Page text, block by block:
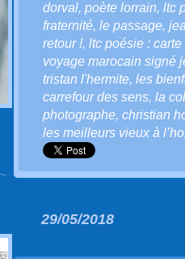
dorval, poète lorrain, ltc
fraternité, le passage,
retour !, ltc poésie :
voyage marocain signé
tristan l'hermite, les
carrefour des sens, la
photographe, christian
les meilleurs vieux à
29/05/2018